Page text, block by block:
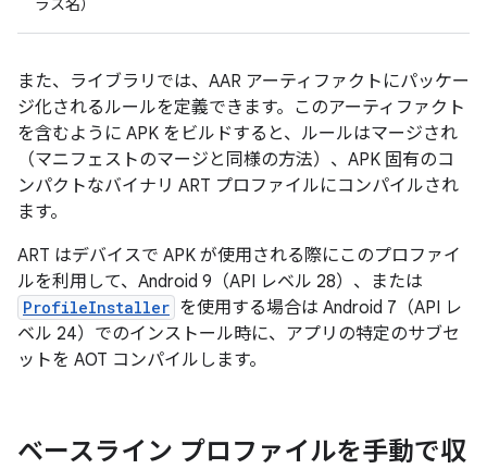
ラス名）
また、ライブラリでは、AAR アーティファクトにパッケー
ジ化されるルールを定義できます。このアーティファクト
を含むように APK をビルドすると、ルールはマージされ
（マニフェストのマージと同様の方法）、APK 固有のコ
ンパクトなバイナリ ART プロファイルにコンパイルされ
ます。
ART はデバイスで APK が使用される際にこのプロファイ
ルを利用して、Android 9（API レベル 28）、または
ProfileInstaller を使用する場合は Android 7（API レ
ベル 24）でのインストール時に、アプリの特定のサブセ
ットを AOT コンパイルします。
ベースライン プロファイルを手動で収